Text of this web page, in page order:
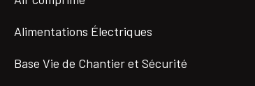
Alimentations Électriques
Base Vie de Chantier et Sécurité